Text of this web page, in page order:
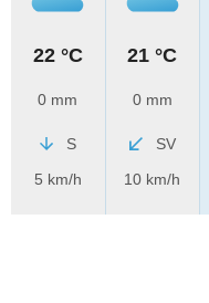
22 °C
0 mm
S
5 km/h
21 °C
0 mm
SV
10 km/h